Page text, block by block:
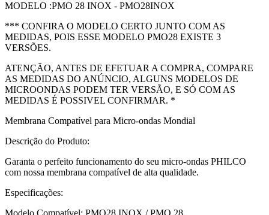
MODELO :PMO 28 INOX - PMO28INOX
*** CONFIRA O MODELO CERTO JUNTO COM AS
MEDIDAS, POIS ESSE MODELO PMO28 EXISTE 3
VERSÕES.
ATENÇÃO, ANTES DE EFETUAR A COMPRA, COMPARE
AS MEDIDAS DO ANÚNCIO, ALGUNS MODELOS DE
MICROONDAS PODEM TER VERSÃO, E SÓ COM AS
MEDIDAS É POSSIVEL CONFIRMAR. *
Membrana Compatível para Micro-ondas Mondial
Descrição do Produto:
Garanta o perfeito funcionamento do seu micro-ondas PHILCO
com nossa membrana compatível de alta qualidade.
Especificações: